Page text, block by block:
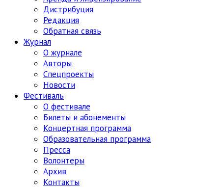
Дистрибуция
Редакция
Обратная связь
Журнал
О журнале
Авторы
Спецпроекты
Новости
Фестиваль
О фестивале
Билеты и абонементы
Концертная программа
Образовательная программа
Пресса
Волонтеры
Архив
Контакты